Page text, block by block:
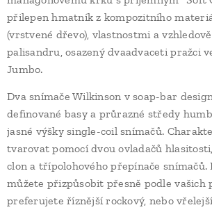
přilepen hmatník z kompozitního
(vrstvené dřevo), vlastnostmi a
palisandru, osazený dvaadvaceti pražci
Jumbo.
Dva snímače Wilkinson v soap-bar
definované basy a průrazné středy
jasné výšky single-coil snímačů.
tvarovat pomocí dvou ovladačů
clon a třípolohového přepínače snímačů.
můžete přizpůsobit přesně podle vašich
preferujete říznější rockový, nebo